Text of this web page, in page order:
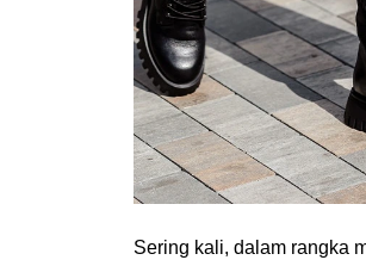
Sering kali, dalam rangka